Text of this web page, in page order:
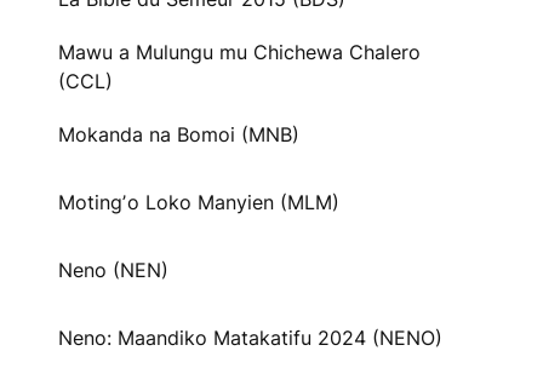
Mawu a Mulungu mu Chichewa Chalero
(CCL)
Mokanda na Bomoi (MNB)
Motingʼo Loko Manyien (MLM)
Neno (NEN)
Neno: Maandiko Matakatifu 2024 (NENO)